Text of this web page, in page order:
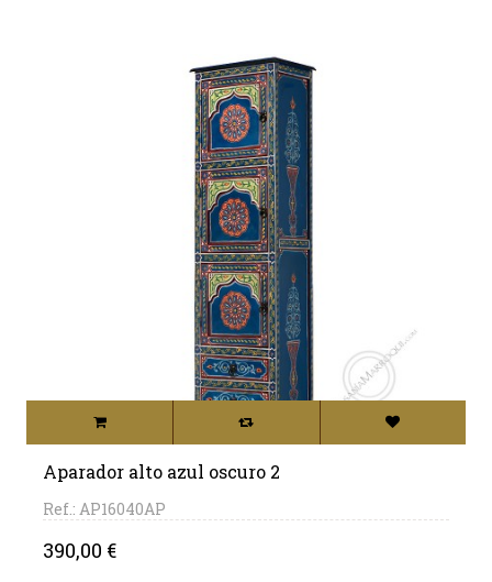
Aparador alto azul oscuro 2
Ref.: AP16040AP
Precio
390,00 €